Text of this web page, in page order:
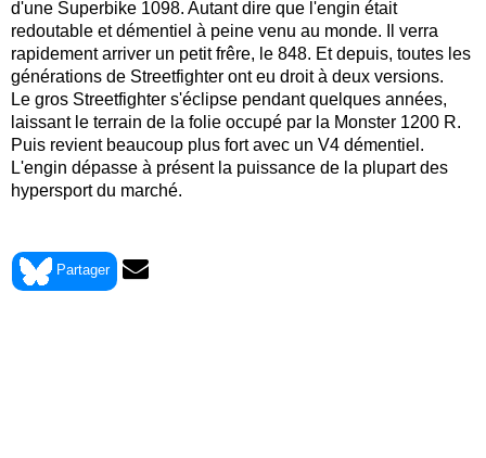
d'une Superbike 1098. Autant dire que l'engin était
redoutable et démentiel à peine venu au monde. Il verra
rapidement arriver un petit frêre, le 848. Et depuis, toutes les
générations de Streetfighter ont eu droit à deux versions.
Le gros Streetfighter s'éclipse pendant quelques années,
laissant le terrain de la folie occupé par la Monster 1200 R.
Puis revient beaucoup plus fort avec un V4 démentiel.
L'engin dépasse à présent la puissance de la plupart des
hypersport du marché.
Partager